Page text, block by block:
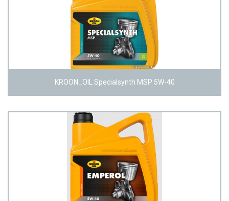
KROON_OIL Specialsynth MSP 5W-40